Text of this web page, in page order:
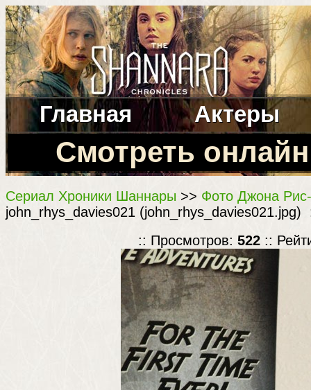
Главная Актеры
Смотреть онлайн
Сериал Хроники Шаннары >> Фото Джона
john_rhys_davies021 (john_rhys_davies021.jpg)
:: Просмотров: 522 ::